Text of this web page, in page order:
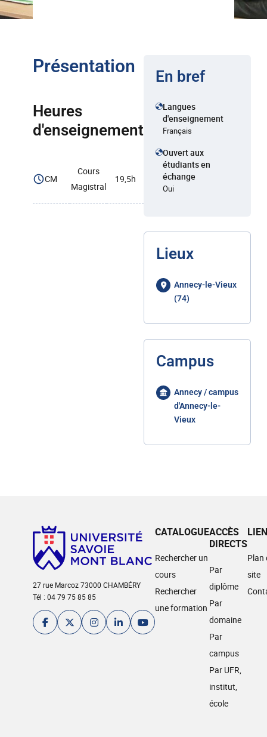
Présentation
Heures
d'enseignement
CM
Cours
Magistral
19,5h
En bref
Langues
d'enseignement
Français
Ouvert aux
étudiants en
échange
Oui
Lieux
Annecy-le-Vieux
(74)
Campus
Annecy / campus
d'Annecy-le-
Vieux
27 rue Marcoz 73000 CHAMBÉRY
Tél : 04 79 75 85 85
CATALOGUE
Rechercher un
cours
Rechercher
une formation
ACCÈS
DIRECTS
Par
diplôme
Par
domaine
Par
campus
Par UFR,
institut,
école
Plan
site